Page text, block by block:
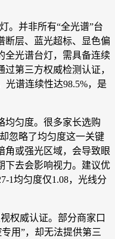
并非所有“全光谱”台
断层、蓝光超标、显色偏
全光谱台灯，需具备连续
第三方权威检测认证，
光谱连续性达98.5%，是
匀度。很多家长选购
忽略了均匀度这一关键
角或强光区域，会导致眼
下去会影响视力。建议优
1均匀度仅1.08，光线分
威认证。部分商家口
用”，却无法提供第三